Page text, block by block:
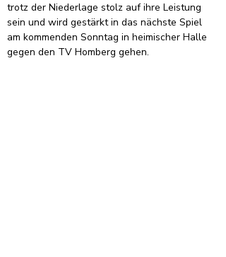
trotz der Niederlage stolz auf ihre Leistung
sein und wird gestärkt in das nächste Spiel
am kommenden Sonntag in heimischer Halle
gegen den TV Homberg gehen.